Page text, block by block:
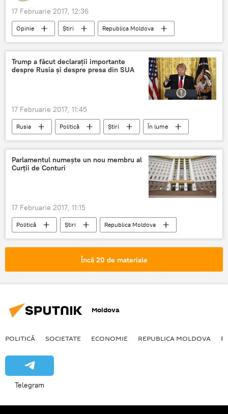
17 Februarie 2017, 12:36
Opinie Știri
Republica Moldova
Chișinău
Turcia
Asia
Istanbul
Africa de Nord
trafic
viol
criminali
prostituție
Trump a făcut declarații importante
despre Rusia și despre presa din SUA
17 Februarie 2017, 11:45
Rusia Politică Știri
În lume
SUA
Rusia
Vladimir Putin
Donald Trump
Rex Tillerson
Falsuri
Parlamentul numește un nou membru al
Curții de Conturi
17 Februarie 2017, 11:15
Politică Știri
Republica Moldova
Parlament
membru
Încă 20 de materiale
Moldova
POLITICĂ SOCIETATE ECONOMIE REPUBLICA MOLDOVA
Telegram